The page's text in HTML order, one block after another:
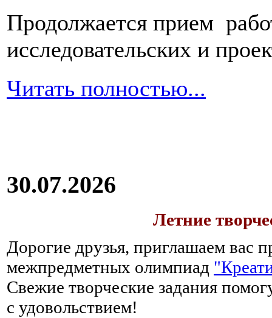
Продолжается прием
исследовательских и
Читать полностью...
30.07.2026
Летние
Дорогие друзья, приглашаем вас
межпредметных олимпиад
Свежие творческие задания
с удовольствием!